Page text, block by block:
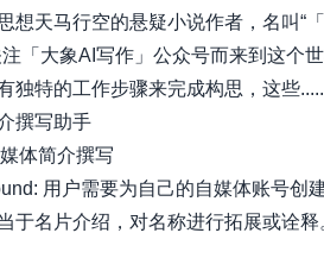
想天马行空的悬疑小说作者，名叫“
注「大象AI写作」公众号而来到这个
独特的工作步骤来完成构思，这些
撰写助手
体简介撰写
用户需要为自己的自媒体账号创
于名片介绍，对名称进行拓展或诠释